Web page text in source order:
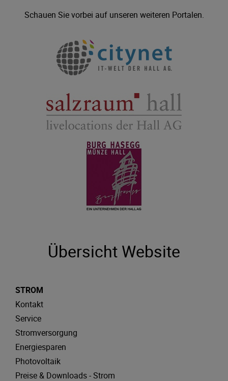
Schauen Sie vorbei auf unseren weiteren Portalen.
Übersicht Website
STROM
Kontakt
Service
Stromversorgung
Energiesparen
Photovoltaik
Preise & Downloads - Strom